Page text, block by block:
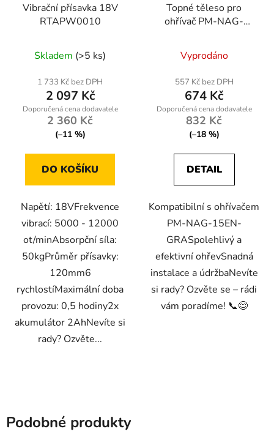
Vibrační přísavka 18V
RTAPW0010
Skladem (>5 ks)
1 733 Kč bez DPH
2 097 Kč
2 360 Kč
(–11 %)
DO KOŠÍKU
Napětí: 18VFrekvence
vibrací: 5000 - 12000
ot/minAbsorpční síla:
50kgPrůměr přísavky:
120mm6
rychlostíMaximální doba
provozu: 0,5 hodiny2x
akumulátor 2AhNevíte si
rady? Ozvěte...
Topné těleso pro
ohřívač PM-NAG-
Vyprodáno
557 Kč bez DPH
674 Kč
832 Kč
(–18 %)
DETAIL
Kompatibilní s ohřívačem
PM-NAG-15EN-
GRASpolehlivý a
efektivní ohřevSnadná
instalace a údržbaNevíte
si rady? Ozvěte se – rádi
vám poradíme! 📞😊
Podobné produkty